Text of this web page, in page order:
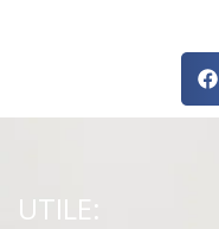
UTILE: